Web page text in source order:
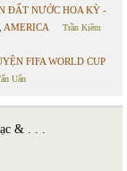
ĐẤT NƯỚC HOA KỲ -
AMERICA
Trần Kiêm
FIFA WORLD CUP
Uẩn
& . . .